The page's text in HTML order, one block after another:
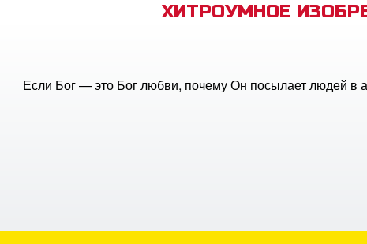
ХИТРОУМНОЕ
Если Бог — это Бог любви, почему Он посылает людей в